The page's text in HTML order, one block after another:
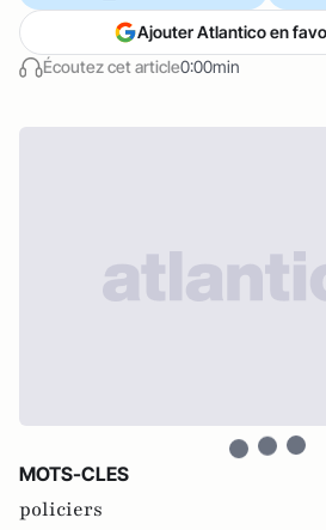
Écoutez cet article0:00min
Ajouter Atlantico en
MOTS-CLES
policiers